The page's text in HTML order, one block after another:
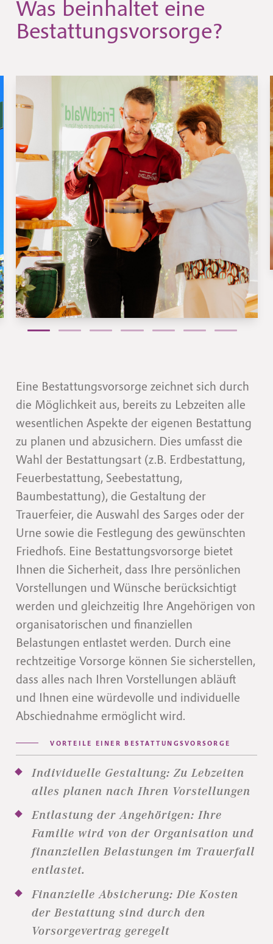
Was beinhaltet eine
Bestattungsvorsorge?
Eine Bestattungsvorsorge zeichnet sich durch
die Möglichkeit aus, bereits zu Lebzeiten alle
wesentlichen Aspekte der eigenen Bestattung
zu planen und abzusichern. Dies umfasst die
Wahl der Bestattungsart (z.B. Erdbestattung,
Feuerbestattung, Seebestattung,
Baumbestattung), die Gestaltung der
Trauerfeier, die Auswahl des Sarges oder der
Urne sowie die Festlegung des gewünschten
Friedhofs. Eine Bestattungsvorsorge bietet
Ihnen die Sicherheit, dass Ihre persönlichen
Vorstellungen und Wünsche berücksichtigt
werden und gleichzeitig Ihre Angehörigen von
organisatorischen und finanziellen
Belastungen entlastet werden. Durch eine
rechtzeitige Vorsorge können Sie sicherstellen,
dass alles nach Ihren Vorstellungen abläuft
und Ihnen eine würdevolle und individuelle
Abschiednahme ermöglicht wird.
VORTEILE EINER BESTATTUNGSVORSORGE
Individuelle Gestaltung: Zu Lebzeiten
alles planen nach Ihren Vorstellungen
Entlastung der Angehörigen: Ihre
Familie wird von der Organisation und
finanziellen Belastungen im Trauerfall
entlastet.
Finanzielle Absicherung: Die Kosten
der Bestattung sind durch den
Vorsorgevertrag geregelt